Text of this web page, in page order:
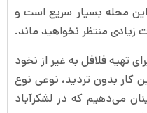
محله بسیار سریع است و
منتظر نخواهید ماند.
تهیه فلافل به غیر از نخود
کار بدون تردید، نوعی نوع
می‌دهیم که در لشکرآباد